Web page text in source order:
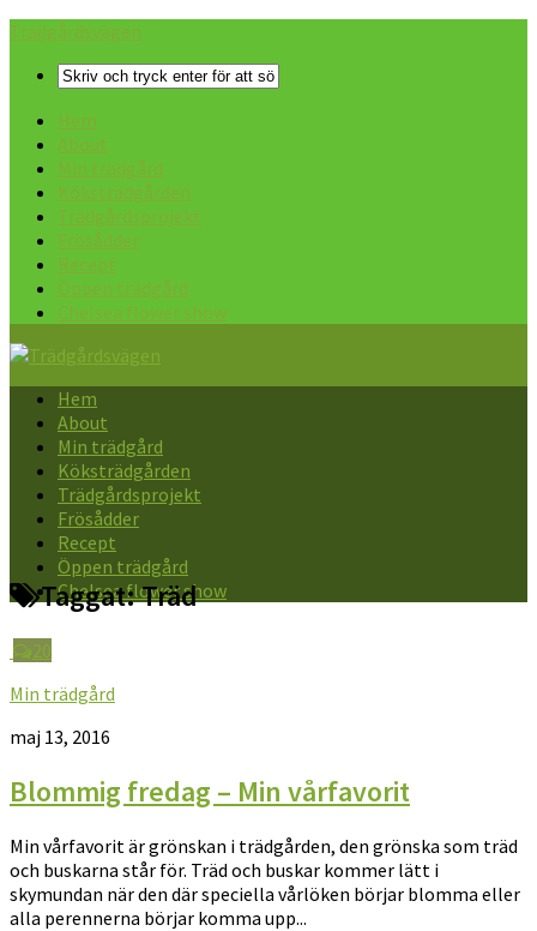
Trädgårdsvägen
Hem
About
Min trädgård
Köksträdgården
Trädgårdsprojekt
Frösådder
Recept
Öppen trädgård
Chelsea flower show
Hem
About
Min trädgård
Köksträdgården
Trädgårdsprojekt
Frösådder
Recept
Öppen trädgård
Chelsea flower show
Taggat:Träd
20
Min trädgård
maj 13, 2016
Blommig fredag – Min vårfavorit
Min vårfavorit är grönskan i trädgården, den grönska som träd
och buskarna står för. Träd och buskar kommer lätt i
skymundan när den där speciella vårlöken börjar blomma eller
alla perennerna börjar komma upp...